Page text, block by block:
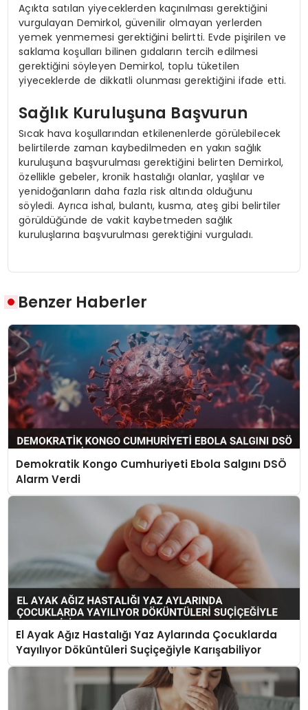
Açıkta satılan yiyeceklerden kaçınılması gerektiğini
vurgulayan Demirkol, güvenilir olmayan yerlerden
yemek yenmemesi gerektiğini belirtti. Evde pişirilen ve
saklama koşulları bilinen gıdaların tercih edilmesi
gerektiğini söyleyen Demirkol, toplu tüketilen
yiyeceklerde de dikkatli olunması gerektiğini ifade etti.
Sağlık Kuruluşuna Başvurun
Sıcak hava koşullarından etkilenenlerde görülebilecek
belirtilerde zaman kaybedilmeden en yakın sağlık
kuruluşuna başvurulması gerektiğini belirten Demirkol,
özellikle gebeler, kronik hastalığı olanlar, yaşlılar ve
yenidoğanların daha fazla risk altında olduğunu
söyledi. Ayrıca ishal, bulantı, kusma, ateş gibi belirtiler
görüldüğünde de vakit kaybetmeden sağlık
kuruluşlarına başvurulması gerektiğini vurguladı.
Benzer Haberler
Demokratik Kongo Cumhuriyeti Ebola Salgını DSÖ
Alarm Verdi
El Ayak Ağız Hastalığı Yaz Aylarında Çocuklarda
Yayılıyor Döküntüleri Suçiçeğiyle Karışabiliyor